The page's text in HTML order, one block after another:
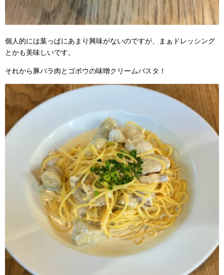
個人的には葉っぱにあまり興味がないのですが、まぁドレッシング
とかも美味しいです。
それから豚バラ肉とゴボウの味噌クリームパスタ！